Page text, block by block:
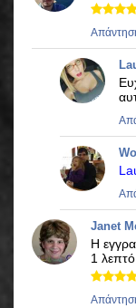
Janet
Η
1